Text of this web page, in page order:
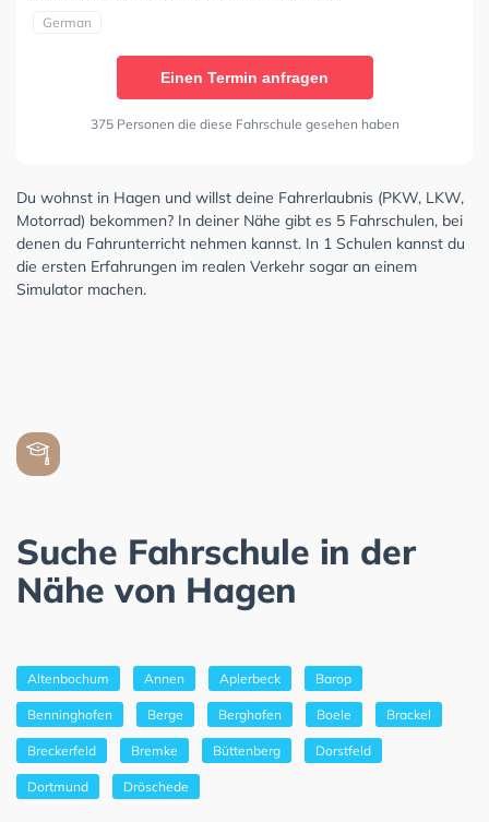
German
Einen Termin anfragen
375 Personen die diese Fahrschule gesehen haben
Du wohnst in Hagen und willst deine Fahrerlaubnis (PKW, LKW,
Motorrad) bekommen? In deiner Nähe gibt es 5 Fahrschulen, bei
denen du Fahrunterricht nehmen kannst. In 1 Schulen kannst du
die ersten Erfahrungen im realen Verkehr sogar an einem
Simulator machen.
Suche Fahrschule in der
Nähe von Hagen
Altenbochum Annen Aplerbeck Barop
Benninghofen Berge Berghofen Boele Brackel
Breckerfeld Bremke Büttenberg Dorstfeld
Dortmund Dröschede